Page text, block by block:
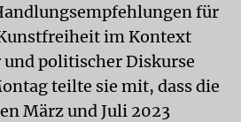
für
im Kontext
politischer Diskurse
teilte sie mit, dass die
März und Juli 2023